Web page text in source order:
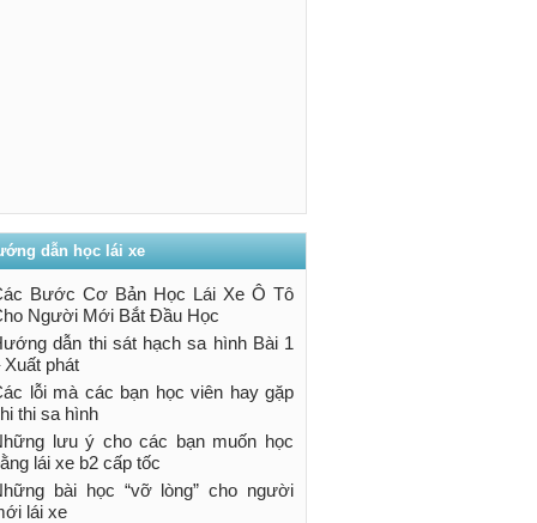
dẫn học lái xe
Bước Cơ Bản Học Lái Xe Ô Tô
Người Mới Bắt Đầu Học
dẫn thi sát hạch sa hình Bài 1
Xuất phát
lỗi mà các bạn học viên hay gặp
thi sa hình
lưu ý cho các bạn muốn học
lái xe b2 cấp tốc
bài học “vỡ lòng” cho người
lái xe